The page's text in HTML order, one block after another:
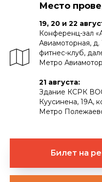
Место
19, 20 и 22
Конференц-зал
Авиамоторная, д.
фитнес-клуб,
Метро
21 августа:
Здание КСРК
Куусинена, 19А,
Метро
Билет на